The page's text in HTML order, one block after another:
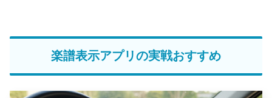
楽譜表示アプリの実戦おすすめ